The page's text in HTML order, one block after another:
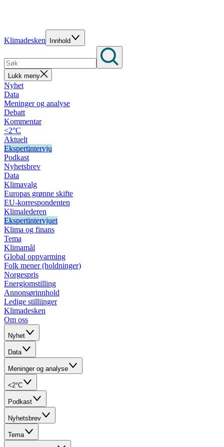
Klimadesken Innhold
Lukk meny
Nyhet
Data
Meninger og analyse
Debatt
Kommentar
<2°C
Aktuelt
Ekspertintervju
Podkast
Nyhetsbrev
Data
Klimavalg
Europas grønne skifte
EU-korrespondenten
Klimalederen
Ekspertintervjuet
Klima og finans
Tema
Klimamål
Global oppvarming
Folk mener (holdninger)
Norgespris
Energiomstilling
Annonsørinnhold
Ledige stilliinger
Klimadesken
Om oss
Nyhet
Data
Meninger og analyse
<2°C
Podkast
Nyhetsbrev
Tema